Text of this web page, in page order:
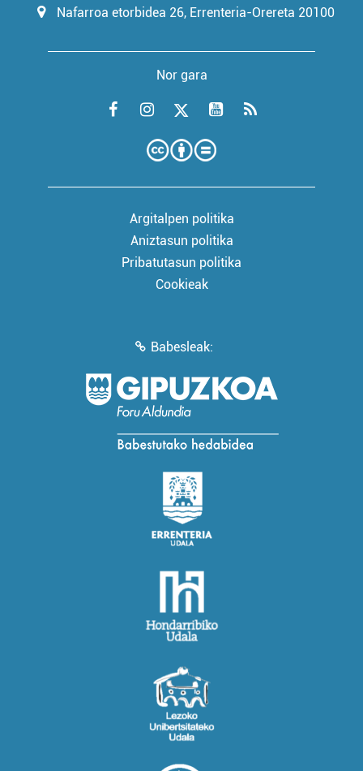
Nafarroa etorbidea 26, Errenteria-Orereta 20100
Nor gara
Argitalpen politika
Aniztasun politika
Pribatutasun politika
Cookieak
Babesleak: